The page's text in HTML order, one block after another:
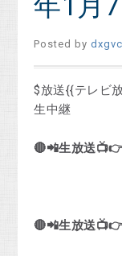
Posted by
$放送{{テレビ
生中継
🔴📲生放送
🔴📲生放送